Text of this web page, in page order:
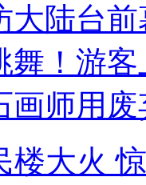
大陆台
舞！游客
画师用
楼大火